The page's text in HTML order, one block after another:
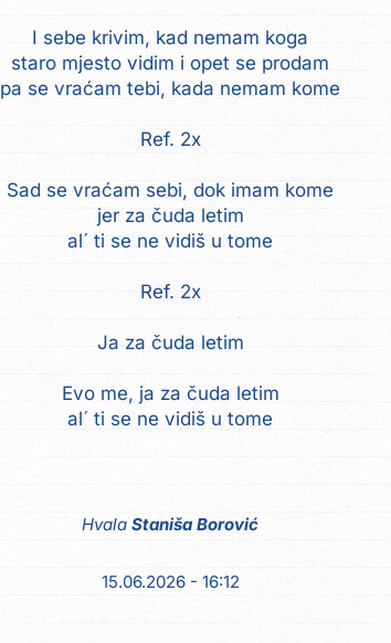
I sebe krivim, kad nemam koga
staro mjesto vidim i opet se prodam
pa se vraćam tebi, kada nemam kome
Ref. 2x
Sad se vraćam sebi, dok imam kome
jer za čuda letim
al´ ti se ne vidiš u tome
Ref. 2x
Ja za čuda letim
Evo me, ja za čuda letim
al´ ti se ne vidiš u tome
Hvala Staniša Borović
15.06.2026 - 16:12